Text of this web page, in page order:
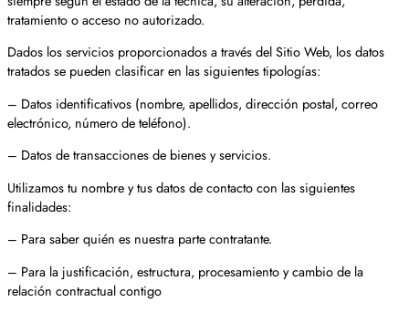
tratamiento o acceso no autorizado.
Dados los servicios proporcionados a través del Sitio Web, los datos
tratados se pueden clasificar en las siguientes tipologías:
– Datos identificativos (nombre, apellidos, dirección postal, correo
electrónico, número de teléfono).
– Datos de transacciones de bienes y servicios.
Utilizamos tu nombre y tus datos de contacto con las siguientes
finalidades:
– Para saber quién es nuestra parte contratante.
– Para la justificación, estructura, procesamiento y cambio de la
relación contractual contigo